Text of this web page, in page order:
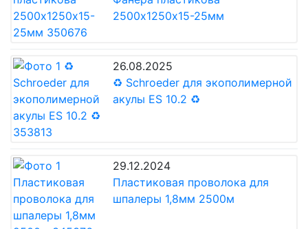
2500х1250х15-25мм
26.08.2025
♻ Schroeder для экополимерной
акулы ES ​​10.2 ♻
29.12.2024
Пластиковая проволока для
шпалеры 1,8мм 2500м